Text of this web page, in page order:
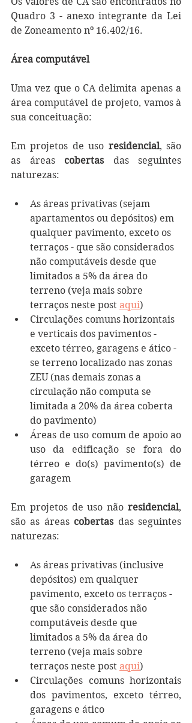
Quadro 3 - anexo integrante da Lei
de Zoneamento nº 16.402/16.
Área computável
Uma vez que o CA delimita apenas a
área computável de projeto, vamos à
sua conceituação:
Em projetos de uso residencial, são
as áreas cobertas das seguintes
naturezas:
As áreas privativas (sejam
apartamentos ou depósitos) em
qualquer pavimento, exceto os
terraços - que são considerados
não computáveis desde que
limitados a 5% da área do
terreno (veja mais sobre
terraços neste post aqui)
Circulações comuns horizontais
e verticais dos pavimentos -
exceto térreo, garagens e ático -
se terreno localizado nas zonas
ZEU (nas demais zonas a
circulação não computa se
limitada a 20% da área coberta
do pavimento)
Áreas de uso comum de apoio ao
uso da edificação se fora do
térreo e do(s) pavimento(s) de
garagem
Em projetos de uso não residencial,
são as áreas cobertas das seguintes
naturezas:
As áreas privativas (inclusive
depósitos) em qualquer
pavimento, exceto os terraços -
que são considerados não
computáveis desde que
limitados a 5% da área do
terreno (veja mais sobre
terraços neste post aqui)
Circulações comuns horizontais
dos pavimentos, exceto térreo,
garagens e ático